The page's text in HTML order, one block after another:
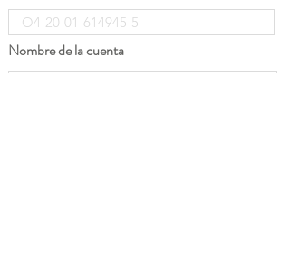
Nombre de la cuenta